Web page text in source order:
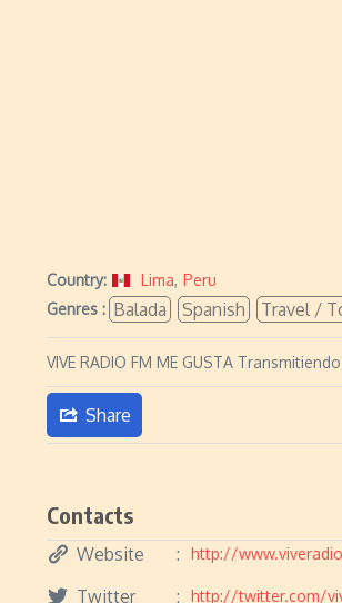
Country: Lima, Peru
Genres : Balada Spanish Travel /
VIVE RADIO FM ME GUSTA
Share
Contacts
Website http://
Twitter http://twitter.com/